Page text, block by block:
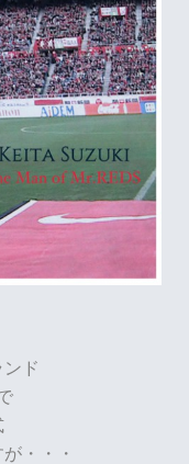
ド
・・・